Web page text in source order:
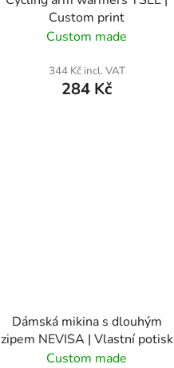
n
Custom print
Custom made
344 Kč incl. VAT
284 Kč
Dámská mikina s dlouhým
zipem NEVISA | Vlastní potisk
Custom made